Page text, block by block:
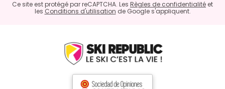
Ce site est protégé par reCAPTCHA. Les Règles de confidentialité et
les Conditions d'utilisation de Google s'appliquent.